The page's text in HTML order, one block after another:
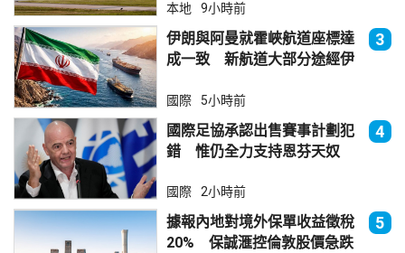
本地 9小時前
伊朗與阿曼就霍峽航道座標達
成一致 新航道大部分途經伊
3
國際 5小時前
國際足協承認出售賽事計劃犯
錯 惟仍全力支持恩芬天奴
4
國際 2小時前
據報內地對境外保單收益徵稅
20% 保誠滙控倫敦股價急跌
5